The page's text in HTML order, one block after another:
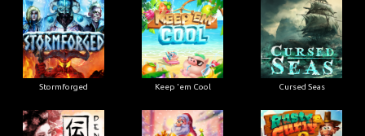
Stormforged Keep 'em Cool Cursed Seas